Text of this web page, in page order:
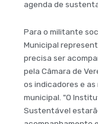
agenda de
Para o militante
Municipal
precisa ser
pela Câmara de
os indicadores e
municipal. "O
Sustentável